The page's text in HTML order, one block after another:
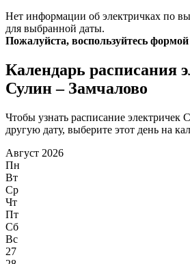
Нет информации об электричках по
для выбранной даты.
Пожалуйста, воспользуйтесь
Календарь расписания
Сулин – Замчалово
Чтобы узнать расписание электричек
другую дату, выберите этот день на
Август 2026
Пн
Вт
Ср
Чт
Пт
Сб
Вс
27